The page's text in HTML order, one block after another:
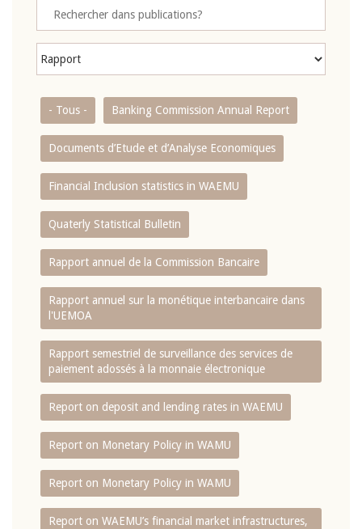
- Tous - Banking Commission Annual Report
Documents d’Etude et d’Analyse Economiques
Financial Inclusion statistics in WAEMU
Quaterly Statistical Bulletin
Rapport annuel de la Commission Bancaire
Rapport annuel sur la monétique interbancaire dans
l'UEMOA
Rapport semestriel de surveillance des services de
paiement adossés à la monnaie électronique
Report on deposit and lending rates in WAEMU
Report on Monetary Policy in WAMU
Report on Monetary Policy in WAMU
Report on WAEMU’s financial market infrastructures,